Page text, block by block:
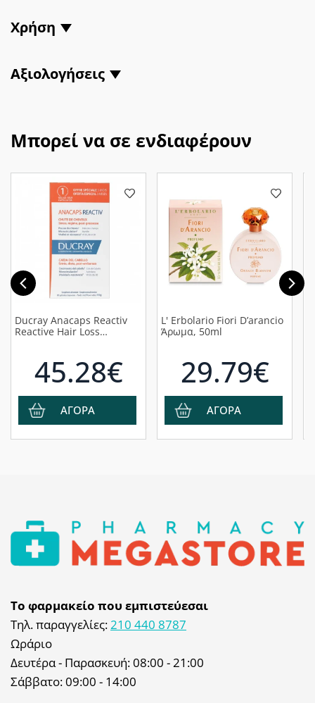
Χρήση
Αξιολογήσεις
Μπορεί να σε ενδιαφέρουν
Ducray Anacaps Reactiv
Reactive Hair Loss
Φυσιολογικής Τριχοφυΐας
σε Περίπτωση
Τριχόπτωσης, 90κάψουλες
45.28€
ΑΓΟΡΑ
L' Erbolario Fiori D’arancio
Άρωμα, 50ml
29.79€
ΑΓΟΡΑ
Το φαρμακείο που εμπιστεύεσαι
Τηλ. παραγγελίες:210 440 8787
Ωράριο
Δευτέρα - Παρασκευή: 08:00 - 21:00
Σάββατο: 09:00 - 14:00